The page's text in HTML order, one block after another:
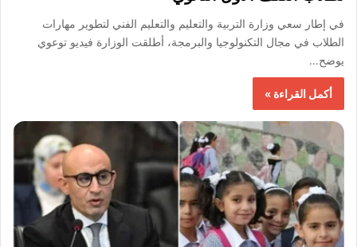
في إطار سعي وزارة التربية والتعليم والتعليم الفني لتطوير مهارات
الطلاب في مجال التكنولوجيا والبرمجة، أطلقت الوزارة فيديو توعوي
يوضح…
أكمل القراءة »